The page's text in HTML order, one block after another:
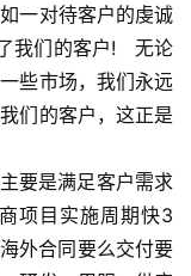
一对待客户的虔诚
我们的客户! 无论
些市场，我们永远
们的客户，这正是
要是满足客户需求
项目实施周期快3
外合同要么交付要